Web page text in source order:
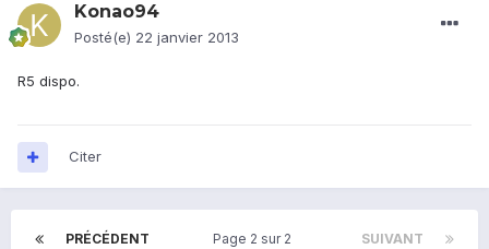
Konao94
Posté(e) 22 janvier 2013
R5 dispo.
Citer
PRÉCÉDENT SUIVANT
Page 2 sur 2